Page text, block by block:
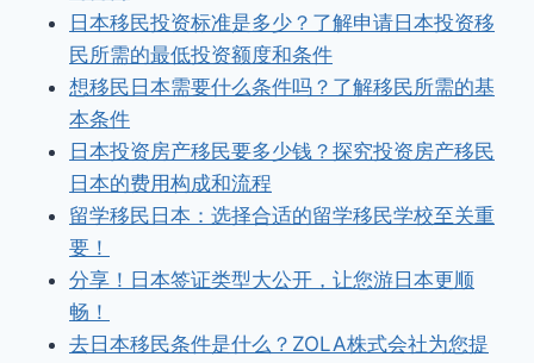
日本移民投资标准是多少？了解申请日本投资移
民所需的最低投资额度和条件
想移民日本需要什么条件吗？了解移民所需的基
本条件
日本投资房产移民要多少钱？探究投资房产移民
日本的费用构成和流程
留学移民日本：选择合适的留学移民学校至关重
要！
分享！日本签证类型大公开，让您游日本更顺
畅！
去日本移民条件是什么？ZOLA株式会社为您提